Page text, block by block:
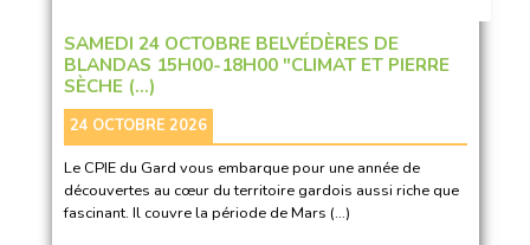
SAMEDI 24 OCTOBRE BELVÉDÈRES DE
BLANDAS 15H00-18H00 "CLIMAT ET PIERRE
SÈCHE (…)
24 OCTOBRE 2026
Le CPIE du Gard vous embarque pour une année de
découvertes au cœur du territoire gardois aussi riche que
fascinant. Il couvre la période de Mars (…)